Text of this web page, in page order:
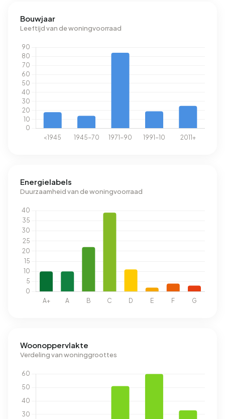
Bouwjaar
Leeftijd van de woningvoorraad
Energielabels
Duurzaamheid van de woningvoorraad
Woonoppervlakte
Verdeling van woninggroottes